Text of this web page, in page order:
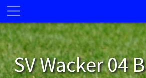
SV Wacker 04